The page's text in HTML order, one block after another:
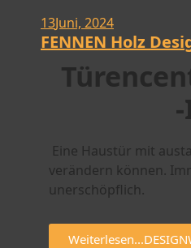
13Juni, 2024
FENNEN Holz
Eine Haustür mit
verändern können.
unerschöpflich.